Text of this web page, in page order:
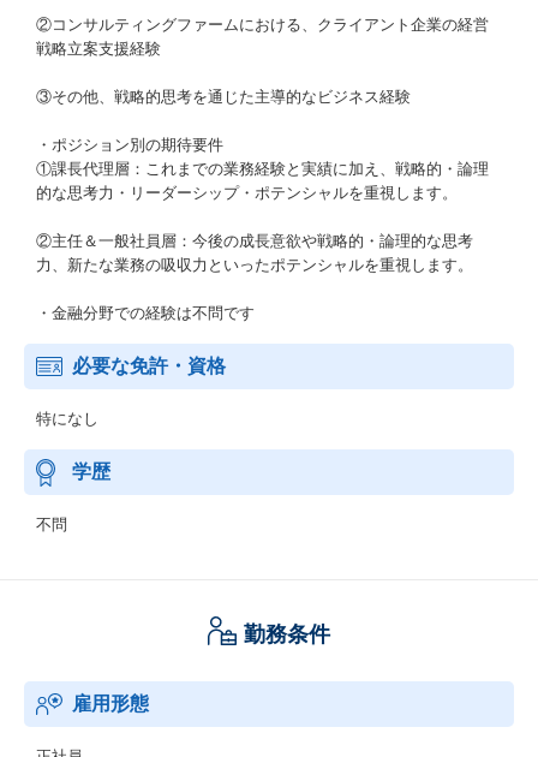
②コンサルティングファームにおける、クライアント企業の経営
戦略立案支援経験
③その他、戦略的思考を通じた主導的なビジネス経験
・ポジション別の期待要件
①課長代理層：これまでの業務経験と実績に加え、戦略的・論理
的な思考力・リーダーシップ・ポテンシャルを重視します。
②主任＆一般社員層：今後の成長意欲や戦略的・論理的な思考
力、新たな業務の吸収力といったポテンシャルを重視します。
・金融分野での経験は不問です
必要な免許・資格
特になし
学歴
不問
勤務条件
雇用形態